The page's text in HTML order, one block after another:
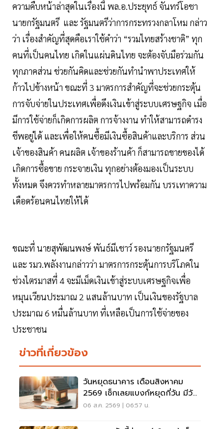
ความคืบหน้าล่าสุดในเรื่องนี้ พล.อ.ประยุทธ์ จันทร์โอชา
นายกรัฐมนตรี และ รัฐมนตรีว่าการกระทรวงกลาโหม กล่าว
ว่า เรื่องสำคัญที่สุดคือเราใช้คำว่า “รวมไทยสร้างชาติ” ทุก
คนที่เป็นคนไทย เกิดในแผ่นดินไทย จะต้องจับมือร่วมกัน
ทุกภาคส่วน ช่วยกันคิดและช่วยกันทำนำพาประเทศให้
ก้าวไปข้างหน้า ขณะที่ 3 มาตรการสำคัญที่จะช่วยกระตุ้น
การจับจ่ายในประเทศเพื่อดึงเงินเข้าสู่ระบบเศรษฐกิจ เมื่อ
มีการใช้จ่ายก็เกิดการผลิต การจ้างงาน ทำให้สามารถดำรง
ชีพอยู่ได้ และเพื่อให้คนซื้อมีเงินซื้อสินค้าและบริการ ส่วน
เจ้าของสินค้า คนผลิต เจ้าของร้านค้า ก็สามารถขายของได้
เกิดการซื้อขาย กระจายเงิน ทุกอย่างต้องมองเป็นระบบ
ทั้งหมด จึงควรทำหลายมาตรการไปพร้อมกัน บรรเทาความ
เดือดร้อนคนไทยให้ได้
ขณะที่ นายสุพัฒนพงษ์ พันธ์มีเชาว์ รองนายกรัฐมนตรี
และ รมว.พลังงานกล่าวว่า มาตรการกระตุ้นการบริโภคใน
ช่วงไตรมาสที่ 4 จะมีเม็ดเงินเข้าสู่ระบบเศรษฐกิจเพื่อ
หมุนเวียนประมาณ 2 แสนล้านบาท เป็นเงินของรัฐบาล
ประมาณ 6 หมื่นล้านบาท ที่เหลือเป็นการใช้จ่ายของ
ประชาชน
ข่าวที่เกี่ยวข้อง
วันหยุดธนาคาร เดือนสิงหาคม
2569 เช็กเลยแบงก์หยุดกี่วัน มีวัน
หยุดยาวไหม
06 ส.ค. 2569 | 06:57 น.